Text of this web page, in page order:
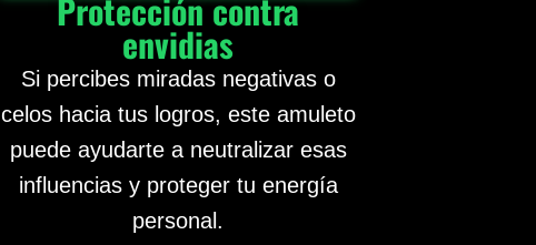
Protección contra
envidias
Si percibes miradas negativas o
celos hacia tus logros, este amuleto
puede ayudarte a neutralizar esas
influencias y proteger tu energía
personal.